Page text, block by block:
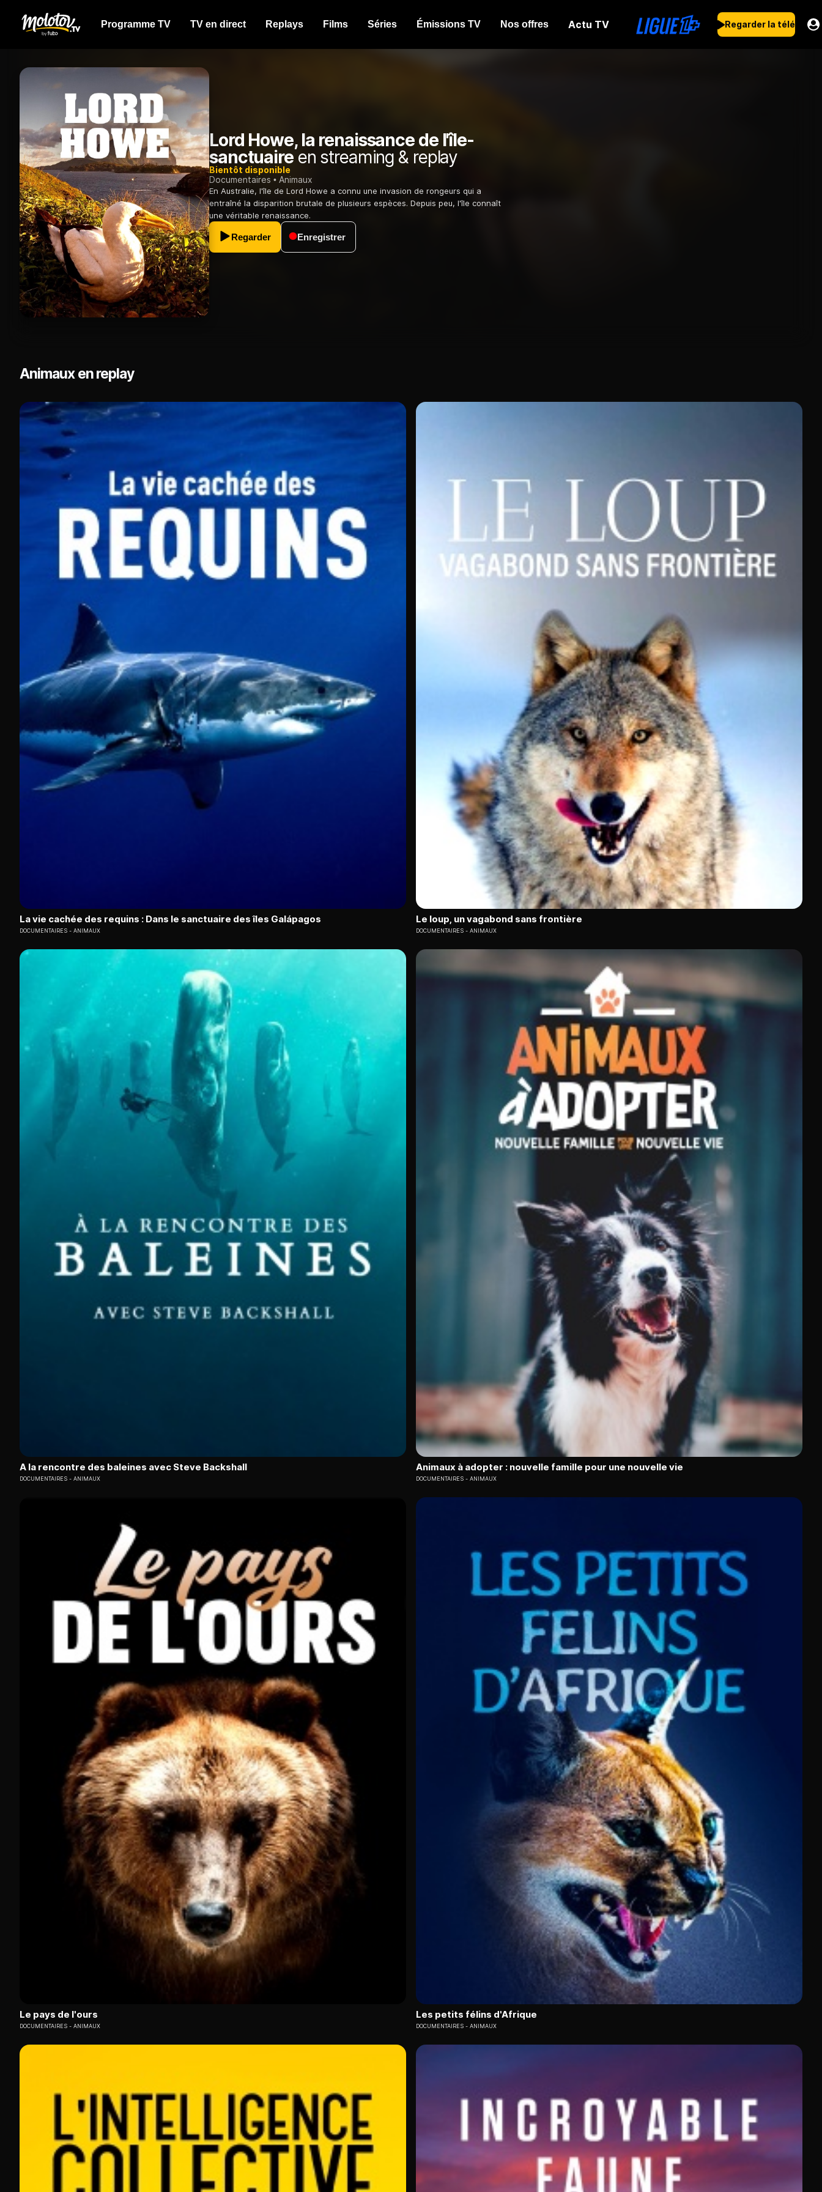
Programme TV TV en direct Replays Films Séries Émissions TV Nos offres Actu TV Regarder la télé
Lord Howe, la renaissance de l'île-
sanctuaireen streaming & replay
Bientôt disponible
Documentaires
Animaux
En Australie, l'île de Lord Howe a connu une invasion de rongeurs qui a
entraîné la disparition brutale de plusieurs espèces. Depuis peu, l'île connaît
une véritable renaissance.
Regarder Enregistrer
Animaux en replay
La vie cachée des requins : Dans le sanctuaire des îles Galápagos
DOCUMENTAIRES ANIMAUX
Le loup, un vagabond sans frontière
DOCUMENTAIRES ANIMAUX
A la rencontre des baleines avec Steve Backshall
DOCUMENTAIRES ANIMAUX
Animaux à adopter : nouvelle famille pour une nouvelle vie
DOCUMENTAIRES ANIMAUX
Le pays de l'ours
DOCUMENTAIRES ANIMAUX
Les petits félins d'Afrique
DOCUMENTAIRES ANIMAUX